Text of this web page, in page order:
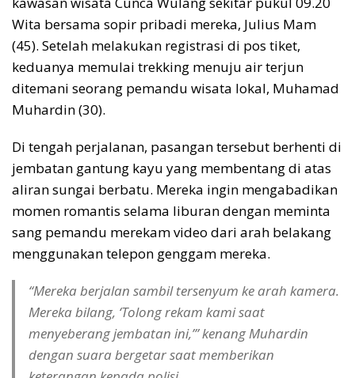
Wita bersama sopir pribadi mereka, Julius Mam
(45). Setelah melakukan registrasi di pos tiket,
keduanya memulai trekking menuju air terjun
ditemani seorang pemandu wisata lokal, Muhamad
Muhardin (30).
Di tengah perjalanan, pasangan tersebut berhenti di
jembatan gantung kayu yang membentang di atas
aliran sungai berbatu. Mereka ingin mengabadikan
momen romantis selama liburan dengan meminta
sang pemandu merekam video dari arah belakang
menggunakan telepon genggam mereka.
“Mereka berjalan sambil tersenyum ke arah kamera.
Mereka bilang, ‘Tolong rekam kami saat
menyeberang jembatan ini,’” kenang Muhardin
dengan suara bergetar saat memberikan